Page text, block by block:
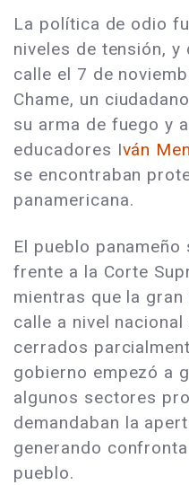
La política de odio
niveles de tensión,
calle el 7 de
Chame, un
su arma de fuego y
educadores Iván
se encontraban
panamericana.
El pueblo
frente a la Corte
mientras que la
calle a nivel
cerrados
gobierno empezó a
algunos sectores
demandaban la
generando
pueblo.